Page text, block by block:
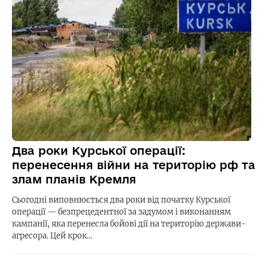
Два роки Курської операції:
перенесення війни на територію рф та
злам планів Кремля
Сьогодні виповнюється два роки від початку Курської
операції — безпрецедентної за задумом і виконанням
кампанії, яка перенесла бойові дії на територію держави-
агресора. Цей крок…